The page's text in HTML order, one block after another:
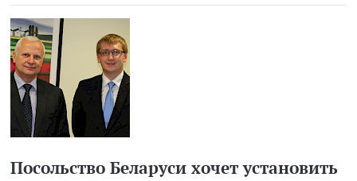
Посольство Беларуси хочет установить